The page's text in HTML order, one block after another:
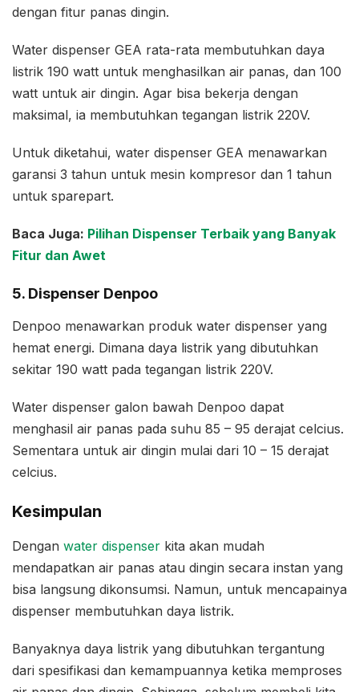
dengan fitur panas dingin.
Water dispenser GEA rata-rata membutuhkan daya
listrik 190 watt untuk menghasilkan air panas, dan 100
watt untuk air dingin. Agar bisa bekerja dengan
maksimal, ia membutuhkan tegangan listrik 220V.
Untuk diketahui, water dispenser GEA menawarkan
garansi 3 tahun untuk mesin kompresor dan 1 tahun
untuk sparepart.
Baca Juga: Pilihan Dispenser Terbaik yang Banyak
Fitur dan Awet
5. Dispenser Denpoo
Denpoo menawarkan produk water dispenser yang
hemat energi. Dimana daya listrik yang dibutuhkan
sekitar 190 watt pada tegangan listrik 220V.
Water dispenser galon bawah Denpoo dapat
menghasil air panas pada suhu 85 – 95 derajat celcius.
Sementara untuk air dingin mulai dari 10 – 15 derajat
celcius.
Kesimpulan
Dengan water dispenser kita akan mudah
mendapatkan air panas atau dingin secara instan yang
bisa langsung dikonsumsi. Namun, untuk mencapainya
dispenser membutuhkan daya listrik.
Banyaknya daya listrik yang dibutuhkan tergantung
dari spesifikasi dan kemampuannya ketika memproses